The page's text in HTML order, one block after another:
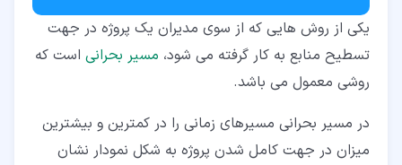
یکی از روش هایی که از سوی مدیران یک پروژه در جهت
تسطیح منابع به کار گرفته می شود، مسیر بحرانی است که
روشی معمول می باشد.
در مسیر بحرانی مسیرهای زمانی را در کمترین و بیشترین
میزان در جهت کامل شدن پروژه به شکل نمودار نشان